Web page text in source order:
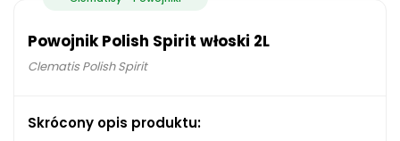
Powojnik Polish Spirit włoski 2L
Clematis Polish Spirit
Skrócony opis produktu: